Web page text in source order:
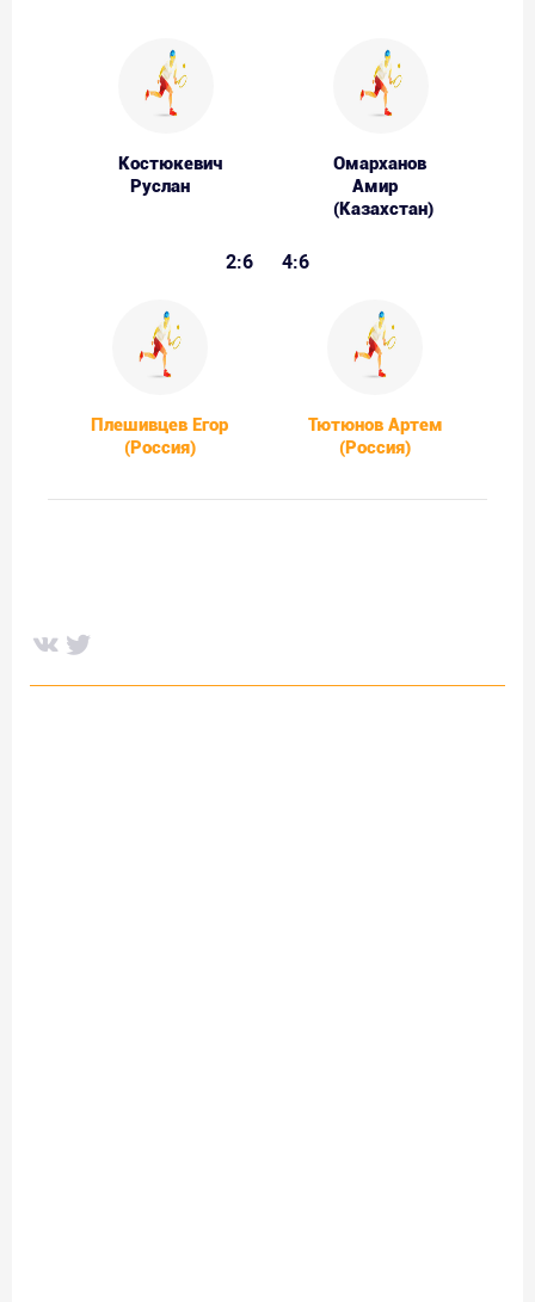
Костюкевич
Руслан
Омарханов
Амир
(Казахстан)
2:6 4:6
Плешивцев Егор
(Россия)
Тютюнов Артем
(Россия)